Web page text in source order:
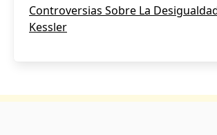
Controversias Sobre La
Kessler